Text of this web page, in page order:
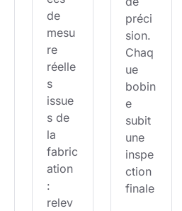
de
mesu
re
réelle
s
issue
s de
la
fabric
ation
:
relev
préci
sion.
Chaq
ue
bobin
e
subit
une
inspe
ction
finale